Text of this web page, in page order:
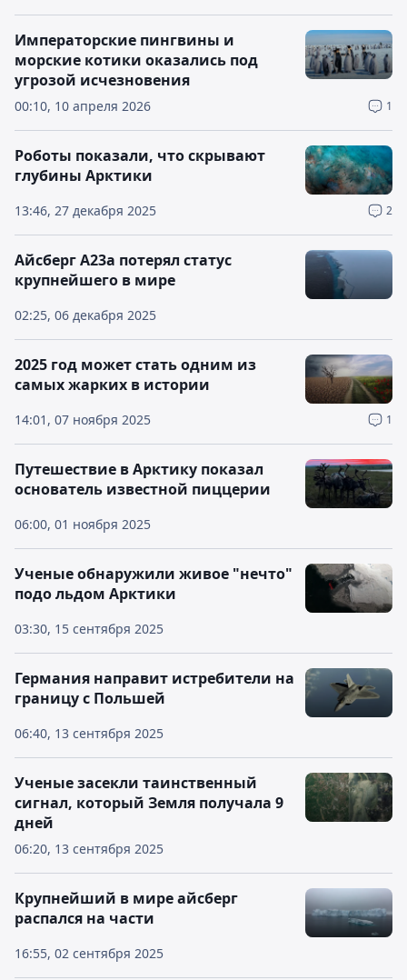
00:10, 10 апреля 2026 1
Императорские пингвины и
морские котики оказались под
угрозой исчезновения
13:46, 27 декабря 2025 2
Роботы показали, что скрывают
глубины Арктики
02:25, 06 декабря 2025
Айсберг А23а потерял статус
крупнейшего в мире
14:01, 07 ноября 2025 1
2025 год может стать одним из
самых жарких в истории
06:00, 01 ноября 2025
Путешествие в Арктику показал
основатель известной пиццерии
03:30, 15 сентября 2025
Ученые обнаружили живое "нечто"
подо льдом Арктики
06:40, 13 сентября 2025
Германия направит истребители на
границу с Польшей
06:20, 13 сентября 2025
Ученые засекли таинственный
сигнал, который Земля получала 9
дней
16:55, 02 сентября 2025
Крупнейший в мире айсберг
распался на части